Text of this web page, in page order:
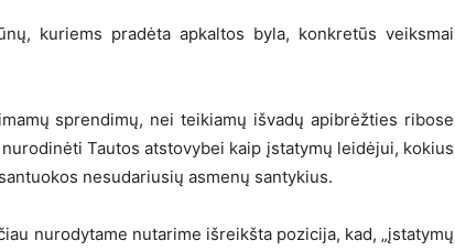
kuriems pradėta apkaltos byla, konkretūs veiksmai
sprendimų, nei teikiamų išvadų apibrėžties ribose
Tautos atstovybei kaip įstatymų leidėjui, kokius
nesudariusių asmenų santykius.
nurodytame nutarime išreikšta pozicija, kad, „įstatymų